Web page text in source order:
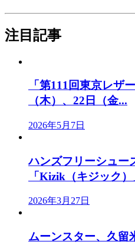
注目記事
「第111回東京レザ
（木）、22日（金...
2026年5月7日
ハンズフリーシュー
「Kizik（キジック
2026年3月27日
ムーンスター、久留